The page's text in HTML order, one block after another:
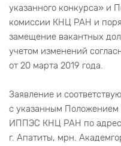
указанного конкурса» и
комиссии КНЦ РАН и
замещение вакантных
учетом изменений
от 20 марта 2019 года.
Заявление и
с указанным Положением
ИППЭС КНЦ РАН по
г. Апатиты, мрн.